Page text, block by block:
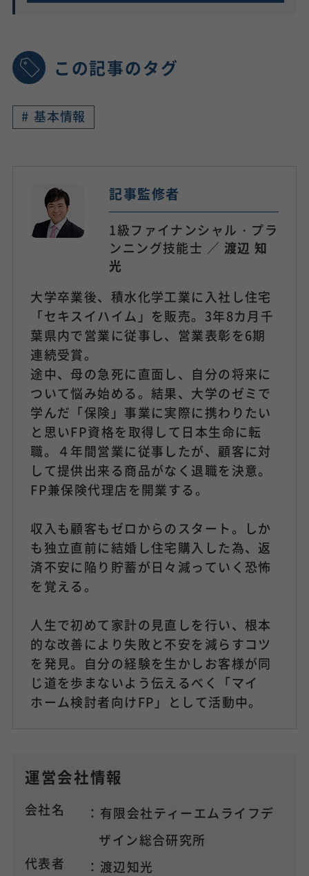
この記事のタグ
# 基本情報
記事監修者
1級ファイナンシャル・プラ
ンニング技能士 ／ 渡辺 知
光
大学卒業後、積水化学工業に入社し住宅
「セキスイハイム」を販売。3年8カ月千
葉県内で営業に従事し、営業表彰を6期
連続受賞。
途中、母の急死に直面し、自分の将来に
ついて悩み始める。結果、大学のゼミで
学んだ「保険」事業に実際に携わりたい
と思いFP資格を取得して日本生命に転
職。４年間営業に従事したが、顧客に対
して提供出来る商品がなく退職を決意。
FP兼保険代理店を開業する。
収入も顧客もゼロからのスタート。しか
も独立直前に結婚し住宅購入した為、返
済不安に陥り貯蓄が日々減っていく恐怖
を覚える。
人生で初めて家計の見直しを行い、根本
的な改善により失敗と不安を減らすコツ
を発見。自分の経験を生かしお客様が同
じ道を歩まないよう伝えるべく「マイ
ホーム検討者向けFP」として活動中。
運営会社情報
会社名
：有限会社ティーエムライフデ
ザイン総合研究所
代表者
：渡辺知光